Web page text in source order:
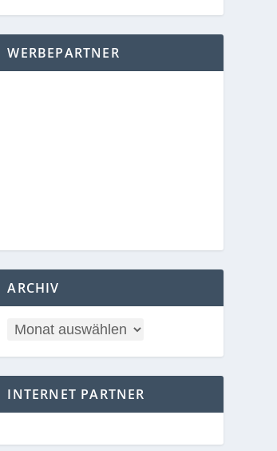
WERBEPARTNER
ARCHIV
INTERNET PARTNER